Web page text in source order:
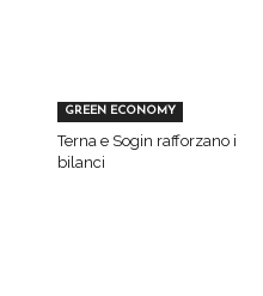
GREEN ECONOMY
Terna e Sogin rafforzano i
bilanci